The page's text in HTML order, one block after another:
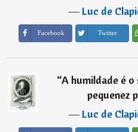
―Luc de
Facebook Twitter
“A humildade é
pequenez
―Luc de